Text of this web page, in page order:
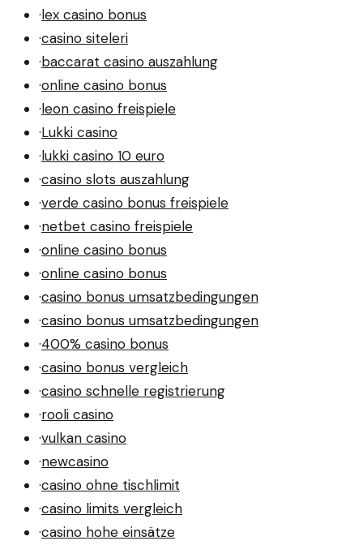
·lex casino bonus
·casino siteleri
·baccarat casino auszahlung
·online casino bonus
·leon casino freispiele
·Lukki casino
·lukki casino 10 euro
·casino slots auszahlung
·verde casino bonus freispiele
·netbet casino freispiele
·online casino bonus
·online casino bonus
·casino bonus umsatzbedingungen
·casino bonus umsatzbedingungen
·400% casino bonus
·casino bonus vergleich
·casino schnelle registrierung
·rooli casino
·vulkan casino
·newcasino
·casino ohne tischlimit
·casino limits vergleich
·casino hohe einsätze